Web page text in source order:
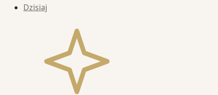
Dzisiaj